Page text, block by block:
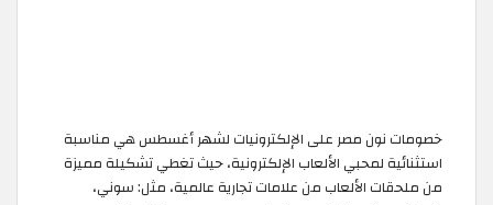
خصومات نون مصر على الإلكترونيات لشهر أغسطس هي مناسبة
استثنائية لمحبي الألعاب الإلكترونية، حيث تغطي تشكيلة مميزة
من ملحقات الألعاب من علامات تجارية عالمية، مثل: سوني،